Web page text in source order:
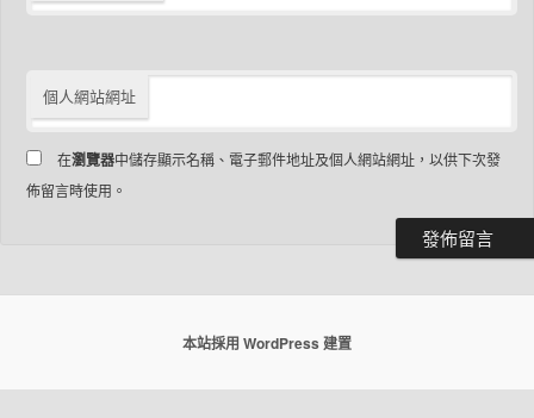
個人網站網址
在瀏覽器中儲存顯示名稱、電子郵件地址及個人網站網址，以供下次發
佈留言時使用。
本站採用 WordPress 建置